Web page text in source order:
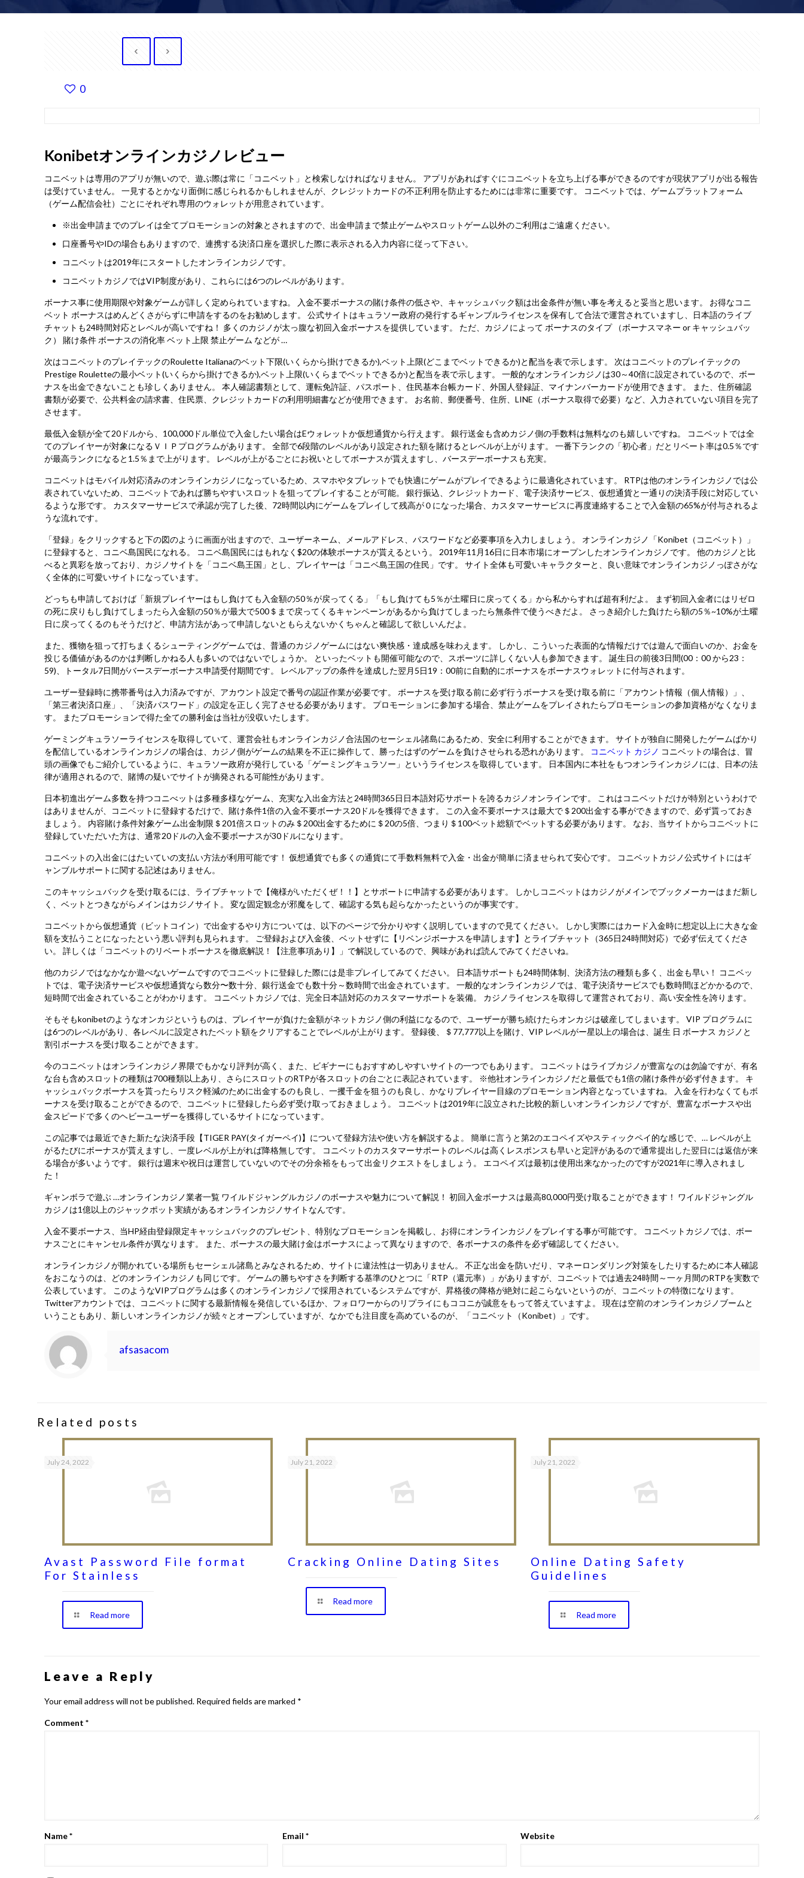
0
Konibetオンラインカジノレビュー
コニベットは専用のアプリが無いので、遊ぶ際は常に「コニベット」と検索しなければなりません。 アプリがあればすぐにコニベットを立ち上げる事ができるのですが現状アプリが出る報告
は受けていません。 一見するとかなり面倒に感じられるかもしれませんが、クレジットカードの不正利用を防止するためには非常に重要です。 コニベットでは、ゲームプラットフォーム
（ゲーム配信会社）ごとにそれぞれ専用のウォレットが用意されています。
※出金申請までのプレイは全てプロモーションの対象とされますので、出金申請まで禁止ゲームやスロットゲーム以外のご利用はご遠慮ください。
口座番号やIDの場合もありますので、連携する決済口座を選択した際に表示される入力内容に従って下さい。
コニベットは2019年にスタートしたオンラインカジノです。
コニベットカジノではVIP制度があり、これらには6つのレベルがあります。
ボーナス事に使用期限や対象ゲームが詳しく定められていますね。 入金不要ボーナスの賭け条件の低さや、キャッシュバック額は出金条件が無い事を考えると妥当と思います。 お得なコニ
ベット ボーナスはめんどくさがらずに申請をするのをお勧めします。 公式サイトはキュラソー政府の発行するギャンブルライセンスを保有して合法で運営されていますし、日本語のライブ
チャットも24時間対応とレベルが高いですね！ 多くのカジノが太っ腹な初回入金ボーナスを提供しています。 ただ、カジノによって ボーナスのタイプ （ボーナスマネー or キャッシュバッ
ク） 賭け条件 ボーナスの消化率 ベット上限 禁止ゲーム などが …
次はコニベットのプレイテックのRoulette Italianaのベット下限(いくらから掛けできるか),ベット上限(どこまでベットできるか)と配当を表で示します。 次はコニベットのプレイテックの
Prestige Rouletteの最小ベット(いくらから掛けできるか),ベット上限(いくらまでベットできるか)と配当を表で示します。 一般的なオンラインカジノは30～40倍に設定されているので、ボー
ナスを出金できないことも珍しくありません。 本人確認書類として、運転免許証、パスポート、住民基本台帳カード、外国人登録証、マイナンバーカードが使用できます。 また、住所確認
書類が必要で、公共料金の請求書、住民票、クレジットカードの利用明細書などが使用できます。 お名前、郵便番号、住所、LINE（ボーナス取得で必要）など、入力されていない項目を完了
させます。
最低入金額が全て20ドルから、100,000ドル単位で入金したい場合はEウォレットか仮想通貨から行えます。 銀行送金も含めカジノ側の手数料は無料なのも嬉しいですね。 コニベットでは全
てのプレイヤーが対象になるＶＩＰプログラムがあります。 全部で6段階のレベルがあり設定された額を賭けるとレベルが上がります。 一番下ランクの「初心者」だとリベート率は0.5％です
が最高ランクになると1.5％まで上がります。 レベルが上がるごとにお祝いとしてボーナスが貰えますし、バースデーボーナスも充実。
コニベットはモバイル対応済みのオンラインカジノになっているため、スマホやタブレットでも快適にゲームがプレイできるように最適化されています。 RTPは他のオンラインカジノでは公
表されていないため、コニベットであれば勝ちやすいスロットを狙ってプレイすることが可能。 銀行振込、クレジットカード、電子決済サービス、仮想通貨と一通りの決済手段に対応してい
るような形です。 カスタマーサービスで承認が完了した後、72時間以内にゲームをプレイして残高が０になった場合、カスタマーサービスに再度連絡することで入金額の65%が付与されるよ
うな流れです。
「登録」をクリックすると下の図のように画面が出ますので、ユーザーネーム、メールアドレス、パスワードなど必要事項を入力しましょう。 オンラインカジノ「Konibet（コニベット）」
に登録すると、コニベ島国民になれる。 コニベ島国民にはもれなく$20の体験ボーナスが貰えるという。 2019年11月16日に日本市場にオープンしたオンラインカジノです。 他のカジノと比
べると異彩を放っており、カジノサイトを「コニベ島王国」とし、プレイヤーは「コニベ島王国の住民」です。 サイト全体も可愛いキャラクターと、良い意味でオンラインカジノっぽさがな
く全体的に可愛いサイトになっています。
どっちも申請しておけば「新規プレイヤーはもし負けても入金額の50％が戻ってくる」「もし負けても5％が土曜日に戻ってくる」から私からすれば超有利だよ。 まず初回入金者にはリゼロ
の死に戻りもし負けてしまったら入金額の50％が最大で500＄まで戻ってくるキャンペーンがあるから負けてしまったら無条件で使うべきだよ。 さっき紹介した負けたら額の5％~10%が土曜
日に戻ってくるのもそうだけど、申請方法があって申請しないともらえないかくちゃんと確認して欲しいんだよ。
また、獲物を狙って打ちまくるシューティングゲームでは、普通のカジノゲームにはない爽快感・達成感を味わえます。 しかし、こういった表面的な情報だけでは遊んで面白いのか、お金を
投じる価値があるのかは判断しかねる人も多いのではないでしょうか。 といったベットも開催可能なので、スポーツに詳しくない人も参加できます。 誕生日の前後3日間(00：00 から23：
59)、トータル7日間がバースデーボーナス申請受付期間です。 レベルアップの条件を達成した翌月5日19：00前に自動的にボーナスをボーナスウォレットに付与されます。
ユーザー登録時に携帯番号は入力済みですが、アカウント設定で番号の認証作業が必要です。 ボーナスを受け取る前に必ず行うボーナスを受け取る前に「アカウント情報（個人情報）」、
「第三者決済口座」、「決済パスワード」の設定を正しく完了させる必要があります。 プロモーションに参加する場合、禁止ゲームをプレイされたらプロモーションの参加資格がなくなりま
す。 またプロモーションで得た全ての勝利金は当社が没収いたします。
ゲーミングキュラソーライセンスを取得していて、運営会社もオンラインカジノ合法国のセーシェル諸島にあるため、安全に利用することができます。 サイトが独自に開発したゲームばかり
を配信しているオンラインカジノの場合は、カジノ側がゲームの結果を不正に操作して、勝ったはずのゲームを負けさせられる恐れがあります。
コニベット カジノ コニベットの場合は、冒
頭の画像でもご紹介しているように、キュラソー政府が発行している「ゲーミングキュラソー」というライセンスを取得しています。 日本国内に本社をもつオンラインカジノには、日本の法
律が適用されるので、賭博の疑いでサイトが摘発される可能性があります。
日本初進出ゲーム多数を持つコニべットは多種多様なゲーム、充実な入出金方法と24時間365日日本語対応サポートを誇るカジノオンラインです。 これはコニベットだけが特別というわけで
はありませんが、コニベットに登録するだけで、賭け条件1倍の入金不要ボーナス20ドルを獲得できます。 この入金不要ボーナスは最大で＄200出金する事ができますので、必ず貰っておき
ましょう。 内容賭け条件対象ゲーム出金制限＄201倍スロットのみ＄200出金するために＄20の5倍、つまり＄100ベット総額でベットする必要があります。 なお、当サイトからコニベットに
登録していただいた方は、通常20ドルの入金不要ボーナスが30ドルになります。
コニベットの入出金にはたいていの支払い方法が利用可能です！ 仮想通貨でも多くの通貨にて手数料無料で入金・出金が簡単に済ませられて安心です。 コニベットカジノ公式サイトにはギ
ャンブルサポートに関する記述はありません。
このキャッシュバックを受け取るには、ライブチャットで【俺様がいただくぜ！！】とサポートに申請する必要があります。 しかしコニベットはカジノがメインでブックメーカーはまだ新し
く、ベットとつきながらメインはカジノサイト。 変な固定観念が邪魔をして、確認する気も起らなかったというのが事実です。
コニベットから仮想通貨（ビットコイン）で出金するやり方については、以下のページで分かりやすく説明していますので見てください。 しかし実際にはカード入金時に想定以上に大きな金
額を支払うことになったという悪い評判も見られます。 ご登録および入金後、ベットせずに【リベンジボーナスを申請します】とライブチャット（365日24時間対応）で必ず伝えてくださ
い。 詳しくは「コニベットのリベートボーナスを徹底解説！【注意事項あり】」で解説しているので、興味があれば読んでみてくださいね。
他のカジノではなかなか遊べないゲームですのでコニベットに登録した際には是非プレイしてみてください。 日本語サポートも24時間体制、決済方法の種類も多く、出金も早い！ コニベッ
トでは、電子決済サービスや仮想通貨なら数分〜数十分、銀行送金でも数十分～数時間で出金されています。 一般的なオンラインカジノでは、電子決済サービスでも数時間ほどかかるので、
短時間で出金されていることがわかります。 コニベットカジノでは、完全日本語対応のカスタマーサポートを装備。 カジノライセンスを取得して運営されており、高い安全性を誇ります。
そもそもkonibetのようなオンカジというものは、プレイヤーが負けた金額がネットカジノ側の利益になるので、ユーザーが勝ち続けたらオンカジは破産してしまいます。 VIP プログラムに
は6つのレベルがあり、各レベルに設定されたベット額をクリアすることでレベルが上がります。 登録後、＄77,777以上を賭け、VIP レベルがー星以上の場合は、誕生 日 ボーナス カジノと
割引ボーナスを受け取ることができます。
今のコニベットはオンラインカジノ界隈でもかなり評判が高く、また、ビギナーにもおすすめしやすいサイトの一つでもあります。 コニベットはライブカジノが豊富なのは勿論ですが、有名
な台も含めスロットの種類は700種類以上あり、さらにスロットのRTPが各スロットの台ごとに表記されています。 ※他社オンラインカジノだと最低でも1倍の賭け条件が必ず付きます。 キ
ャッシュバックボーナスを貰ったらリスク軽減のために出金するのも良し、一攫千金を狙うのも良し、かなりプレイヤー目線のプロモーション内容となっていますね。 入金を行わなくてもボ
ーナスを受け取ることができるので、コニベットに登録したら必ず受け取っておきましょう。 コニベットは2019年に設立された比較的新しいオンラインカジノですが、豊富なボーナスや出
金スピードで多くのヘビーユーザーを獲得しているサイトになっています。
この記事では最近できた新たな決済手段【TIGER PAY(タイガーペイ)】について登録方法や使い方を解説するよ。 簡単に言うと第2のエコペイズやスティックペイ的な感じで、… レベルが上
がるたびにボーナスが貰えますし、一度レベルが上がれば降格無しです。 コニベットのカスタマーサポートのレベルは高くレスポンスも早いと定評があるので通常提出した翌日には返信が来
る場合が多いようです。 銀行は週末や祝日は運営していないのでその分余裕をもって出金リクエストをしましょう。 エコペイズは最初は使用出来なかったのですが2021年に導入されまし
た！
ギャンボラで遊ぶ …オンラインカジノ業者一覧 ワイルドジャングルカジノのボーナスや魅力について解説！ 初回入金ボーナスは最高80,000円受け取ることができます！ ワイルドジャングル
カジノは1億以上のジャックポット実績があるオンラインカジノサイトなんです。
入金不要ボーナス、当HP経由登録限定キャッシュバックのプレゼント、特別なプロモーションを掲載し、お得にオンラインカジノをプレイする事が可能です。 コニベットカジノでは、ボー
ナスごとにキャンセル条件が異なります。 また、ボーナスの最大賭け金はボーナスによって異なりますので、各ボーナスの条件を必ず確認してください。
オンラインカジノが開かれている場所もセーシェル諸島とみなされるため、サイトに違法性は一切ありません。 不正な出金を防いだり、マネーロンダリング対策をしたりするために本人確認
をおこなうのは、どのオンラインカジノも同じです。 ゲームの勝ちやすさを判断する基準のひとつに「RTP（還元率）」がありますが、コニベットでは過去24時間～一ヶ月間のRTPを実数で
公表しています。 このようなVIPプログラムは多くのオンラインカジノで採用されているシステムですが、昇格後の降格が絶対に起こらないというのが、コニベットの特徴になります。
Twitterアカウントでは、コニベットに関する最新情報を発信しているほか、フォロワーからのリプライにもココニが誠意をもって答えていますよ。 現在は空前のオンラインカジノブームと
いうこともあり、新しいオンラインカジノが続々とオープンしていますが、なかでも注目度を高めているのが、「コニベット（Konibet）」です。
afsasacom
Related posts
July 24, 2022
Avast Password File format
For Stainless
Read more
July 21, 2022
Cracking Online Dating Sites
Read more
July 21, 2022
Online Dating Safety
Guidelines
Read more
Leave a Reply
Your email address will not be published. Required fields are marked *
Comment*
Name* Email* Website